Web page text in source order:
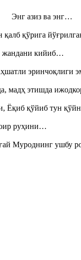
Энг азиз ва энг…
қалб қўрига
жандани кийиб…
эринчоқлиги
мадҳ этишда
Ёқиб қўйиб тун
руҳини…
Муроднинг ушбу